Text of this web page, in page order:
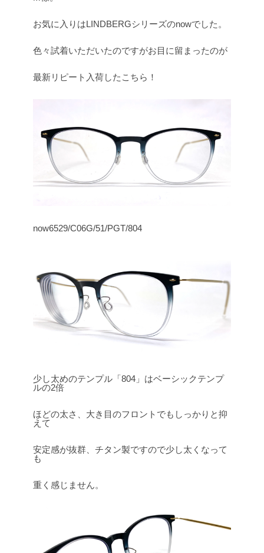
お気に入りはLINDBERGシリーズのnowでした。
色々試着いただいたのですがお目に留まったのが
最新リピート入荷したこちら！
now6529/C06G/51/PGT/804
少し太めのテンプル「804」はベーシックテンプ
ルの2倍
ほどの太さ、大き目のフロントでもしっかりと抑
えて
安定感が抜群、チタン製ですので少し太くなって
も
重く感じません。